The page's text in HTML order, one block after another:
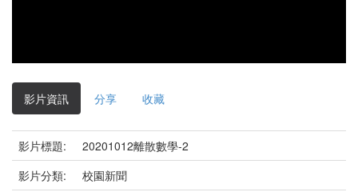
影片資訊 分享 收藏
影片標題:
20201012離散數學-2
影片分類:
校園新聞